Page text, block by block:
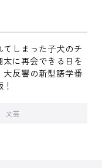
しまった子犬のチ
に再会できる日を
反響の新型語学番
文芸